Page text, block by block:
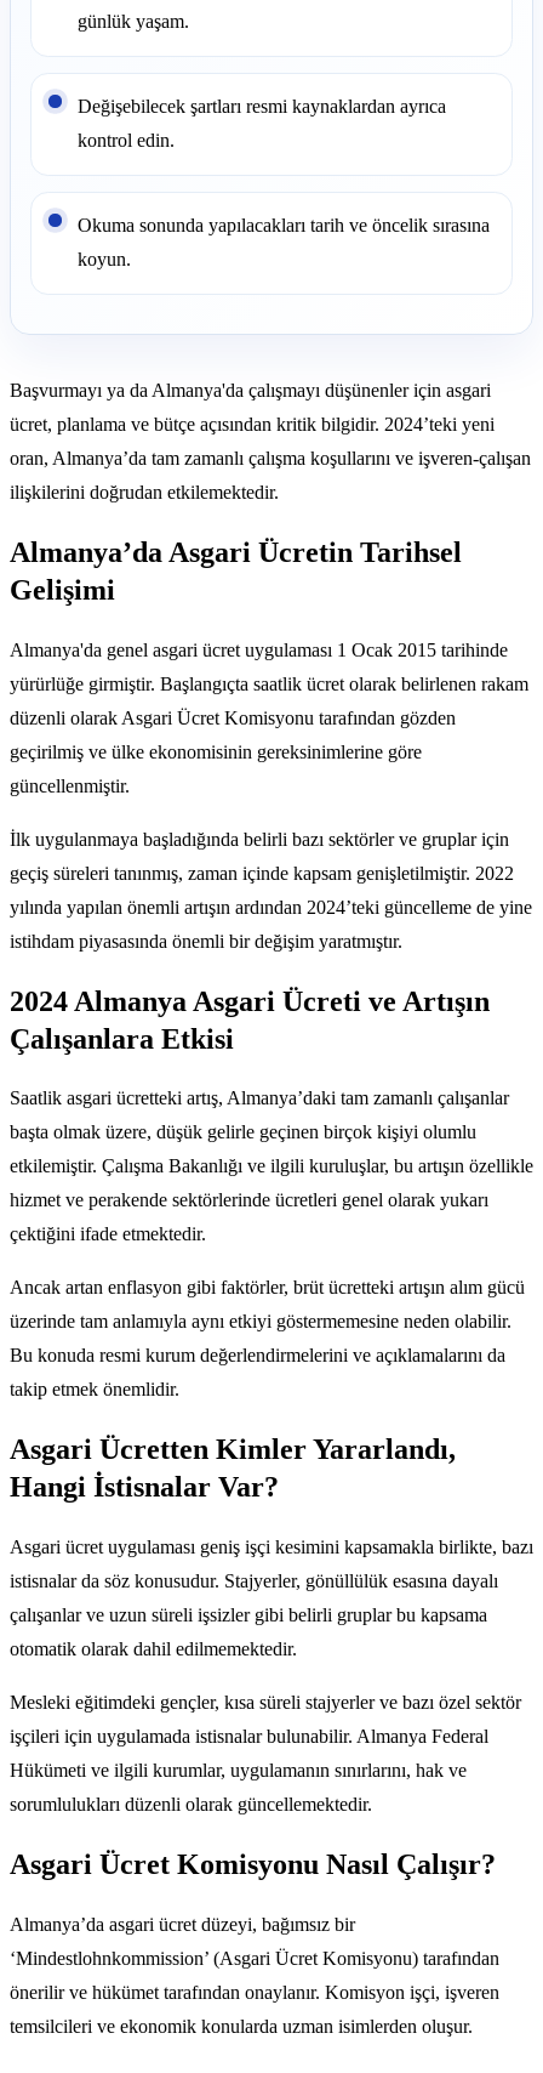
günlük yaşam.
Değişebilecek şartları resmi kaynaklardan ayrıca
kontrol edin.
Okuma sonunda yapılacakları tarih ve öncelik sırasına
koyun.
Başvurmayı ya da Almanya'da çalışmayı düşünenler için asgari
ücret, planlama ve bütçe açısından kritik bilgidir. 2024’teki yeni
oran, Almanya’da tam zamanlı çalışma koşullarını ve işveren-çalışan
ilişkilerini doğrudan etkilemektedir.
Almanya’da Asgari Ücretin Tarihsel
Gelişimi
Almanya'da genel asgari ücret uygulaması 1 Ocak 2015 tarihinde
yürürlüğe girmiştir. Başlangıçta saatlik ücret olarak belirlenen rakam
düzenli olarak Asgari Ücret Komisyonu tarafından gözden
geçirilmiş ve ülke ekonomisinin gereksinimlerine göre
güncellenmiştir.
İlk uygulanmaya başladığında belirli bazı sektörler ve gruplar için
geçiş süreleri tanınmış, zaman içinde kapsam genişletilmiştir. 2022
yılında yapılan önemli artışın ardından 2024’teki güncelleme de yine
istihdam piyasasında önemli bir değişim yaratmıştır.
2024 Almanya Asgari Ücreti ve Artışın
Çalışanlara Etkisi
Saatlik asgari ücretteki artış, Almanya’daki tam zamanlı çalışanlar
başta olmak üzere, düşük gelirle geçinen birçok kişiyi olumlu
etkilemiştir. Çalışma Bakanlığı ve ilgili kuruluşlar, bu artışın özellikle
hizmet ve perakende sektörlerinde ücretleri genel olarak yukarı
çektiğini ifade etmektedir.
Ancak artan enflasyon gibi faktörler, brüt ücretteki artışın alım gücü
üzerinde tam anlamıyla aynı etkiyi göstermemesine neden olabilir.
Bu konuda resmi kurum değerlendirmelerini ve açıklamalarını da
takip etmek önemlidir.
Asgari Ücretten Kimler Yararlandı,
Hangi İstisnalar Var?
Asgari ücret uygulaması geniş işçi kesimini kapsamakla birlikte, bazı
istisnalar da söz konusudur. Stajyerler, gönüllülük esasına dayalı
çalışanlar ve uzun süreli işsizler gibi belirli gruplar bu kapsama
otomatik olarak dahil edilmemektedir.
Mesleki eğitimdeki gençler, kısa süreli stajyerler ve bazı özel sektör
işçileri için uygulamada istisnalar bulunabilir. Almanya Federal
Hükümeti ve ilgili kurumlar, uygulamanın sınırlarını, hak ve
sorumlulukları düzenli olarak güncellemektedir.
Asgari Ücret Komisyonu Nasıl Çalışır?
Almanya’da asgari ücret düzeyi, bağımsız bir
‘Mindestlohnkommission’ (Asgari Ücret Komisyonu) tarafından
önerilir ve hükümet tarafından onaylanır. Komisyon işçi, işveren
temsilcileri ve ekonomik konularda uzman isimlerden oluşur.